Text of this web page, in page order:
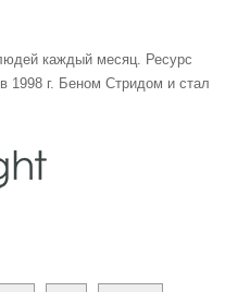
каждый месяц. Ресурс
1998 г. Беном Стридом и стал